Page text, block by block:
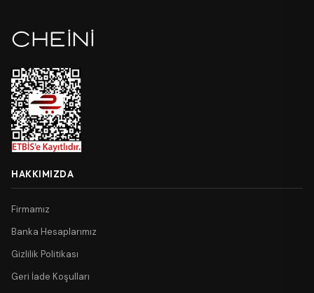
HAKKIMIZDA
Firmamız
Banka Hesaplarımız
Gizlilik Politikası
Geri İade Koşulları